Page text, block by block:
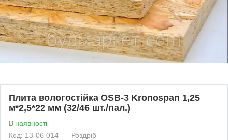
Плита вологостійка OSB-3 Kronospan 1,25
м*2,5*22 мм (32/46 шт./пал.)
В наявності
Код: 13-06-014
Роздріб